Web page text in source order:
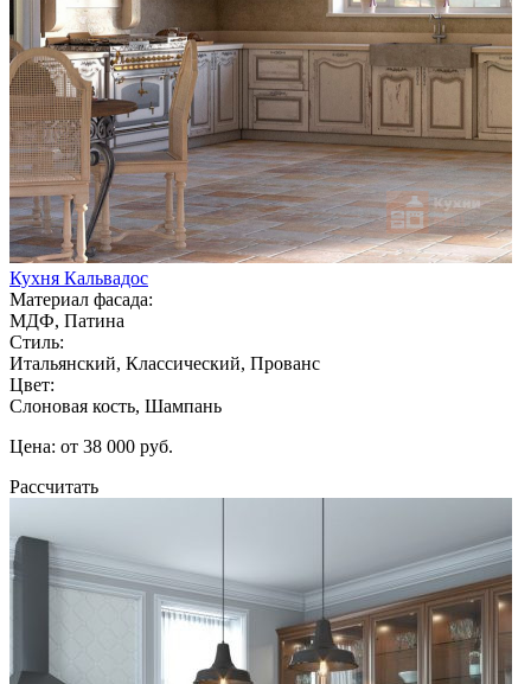
Кухня Кальвадос
Материал фасада:
МДФ, Патина
Стиль:
Итальянский, Классический, Прованс
Цвет:
Слоновая кость, Шампань
Цена: от 38 000 руб.
Рассчитать